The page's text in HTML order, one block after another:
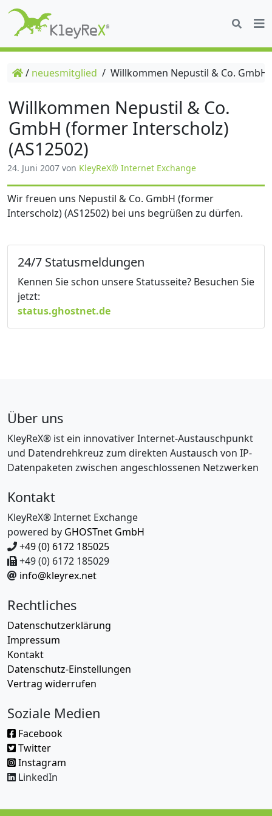
/ neuesmitglied / Willkommen Nepustil & Co.
Willkommen Nepustil & Co.
GmbH (former Interscholz)
(AS12502)
24. Juni 2007 von KleyReX® Internet Exchange
Wir freuen uns Nepustil & Co. GmbH (former
Interscholz) (AS12502) bei uns begrüßen zu dürfen.
24/7 Statusmeldungen
Kennen Sie schon unsere Statusseite? Besuchen Sie
jetzt:
status.ghostnet.de
Über uns
KleyReX® ist ein innovativer Internet-Austauschpunkt
und Datendrehkreuz zum direkten Austausch von IP-
Datenpaketen zwischen angeschlossenen Netzwerken
Kontakt
KleyReX® Internet Exchange
powered by GHOSTnet GmbH
+49 (0) 6172 185025
+49 (0) 6172 185029
info@kleyrex.net
Rechtliches
Datenschutzerklärung
Impressum
Kontakt
Datenschutz-Einstellungen
Vertrag widerrufen
Soziale Medien
Facebook
Twitter
Instagram
LinkedIn